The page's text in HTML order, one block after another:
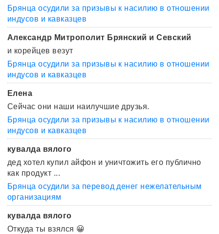
Брянца осудили за призывы к насилию в отношении
индусов и кавказцев
Александр Митрополит Брянский и Севский
и корейцев везут
Брянца осудили за призывы к насилию в отношении
индусов и кавказцев
Елена
Сейчас они наши наилучшие друзья.
Брянца осудили за призывы к насилию в отношении
индусов и кавказцев
кувалда вялого
дед хотел купил айфон и уничтожить его публично
как продукт ...
Брянца осудили за перевод денег нежелательным
организациям
кувалда вялого
Откуда ты взялся 😀